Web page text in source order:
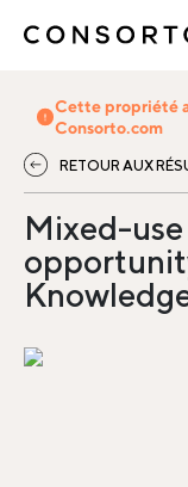
Cette propriété
Consorto.com
RETOUR AUX
Mixed-